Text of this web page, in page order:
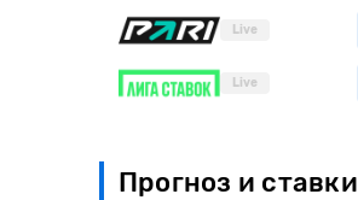
Live
Live
Прогноз и ставки